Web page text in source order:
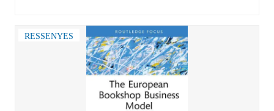
RESSENYES